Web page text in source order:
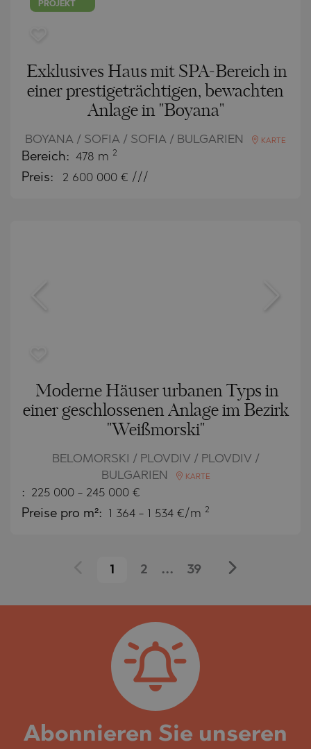
PROJEKT
Exklusives Haus mit SPA-Bereich in
einer prestigeträchtigen, bewachten
Anlage in "Boyana"
BOYANA / SOFIA / SOFIA / BULGARIEN KARTE
Bereich: 478 m 2
Preis: 2 600 000 € ///
Moderne Häuser urbanen Typs in
einer geschlossenen Anlage im Bezirk
"Weißmorski"
BELOMORSKI / PLOVDIV / PLOVDIV /
BULGARIEN
KARTE
: 225 000 - 245 000 €
Preise pro m²: 1 364 - 1 534 €/m 2
1 2 ... 39
Abonnieren Sie unseren